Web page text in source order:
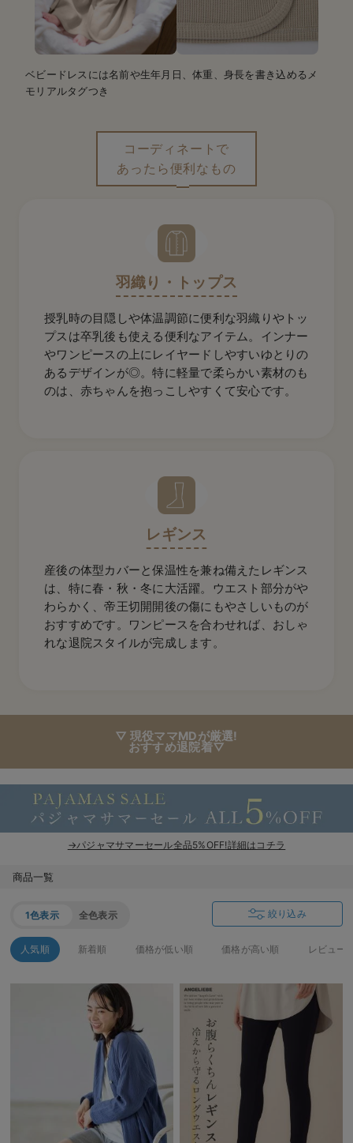
ベビードレスには名前や生年月日、体重、身長を書き込めるメ
モリアルタグつき
コーディネートで
あったら便利なもの
羽織り・トップス
授乳時の目隠しや体温調節に便利な羽織りやトッ
プスは卒乳後も使える便利なアイテム。インナー
やワンピースの上にレイヤードしやすいゆとりの
あるデザインが◎。特に軽量で柔らかい素材のも
のは、赤ちゃんを抱っこしやすくて安心です。
レギンス
産後の体型カバーと保温性を兼ね備えたレギンス
は、特に春・秋・冬に大活躍。ウエスト部分がや
わらかく、帝王切開開後の傷にもやさしいものが
おすすめです。ワンピースを合わせれば、おしゃ
れな退院スタイルが完成します。
▽ 現役ママMDが厳選!
おすすめ退院着▽
→パジャマサマーセール全品5%OFF!詳細はコチラ
商品一覧
1色表示 全色表示 絞り込み
人気順 新着順 価格が低い順 価格が高い順 レビュー